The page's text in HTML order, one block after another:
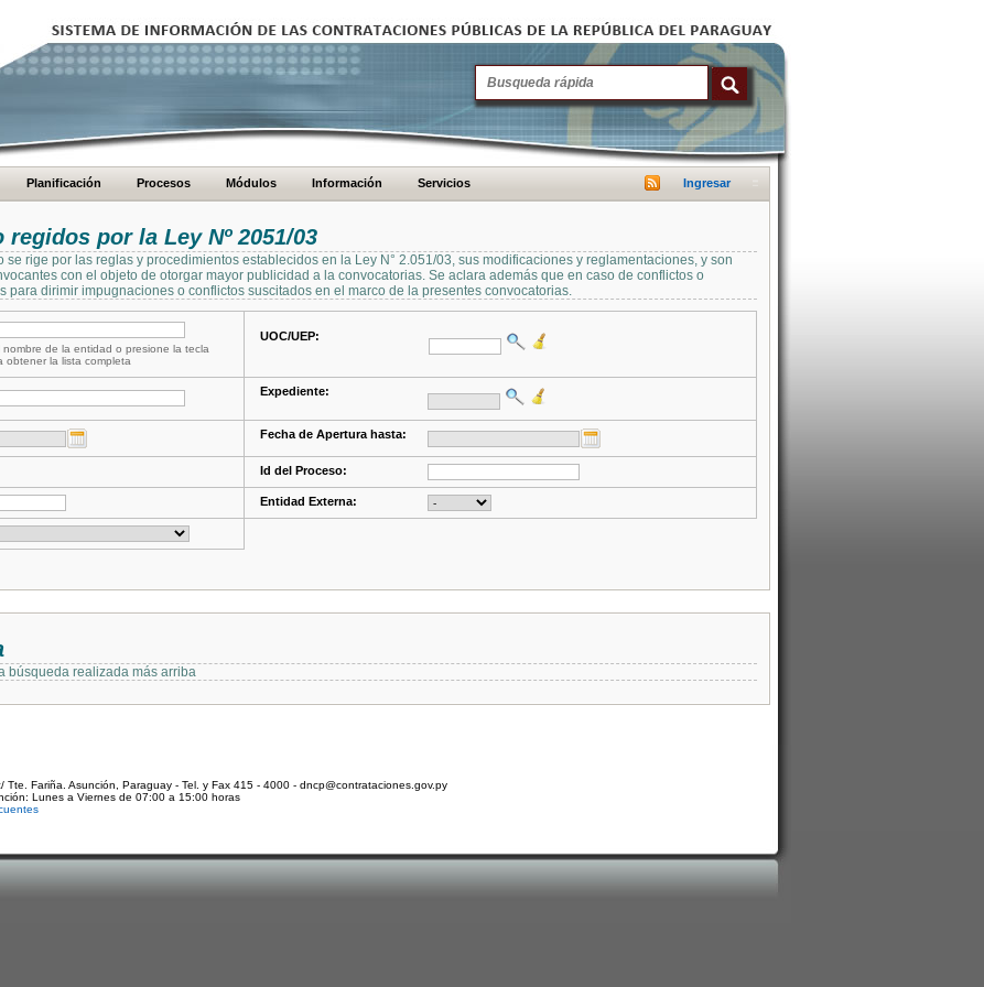
Planificación Procesos Módulos Información Servicios Ingresar
por la Ley Nº 2051/03
rige por las reglas y procedimientos establecidos en la Ley N° 2.051/03, sus modificaciones y reglamentaciones, y son
con el objeto de otorgar mayor publicidad a la convocatorias. Se aclara además que en caso de conflictos o
para dirimir impugnaciones o conflictos suscitados en el marco de la presentes convocatorias.
nombre de la entidad o presione la tecla
obtener la lista completa
UOC/UEP:
Expediente:
Fecha de Apertura hasta:
Id del Proceso:
Entidad Externa:
búsqueda realizada más arriba
Tte. Fariña. Asunción, Paraguay - Tel. y Fax 415 - 4000 - dncp@contrataciones.gov.py
Lunes a Viernes de 07:00 a 15:00 horas